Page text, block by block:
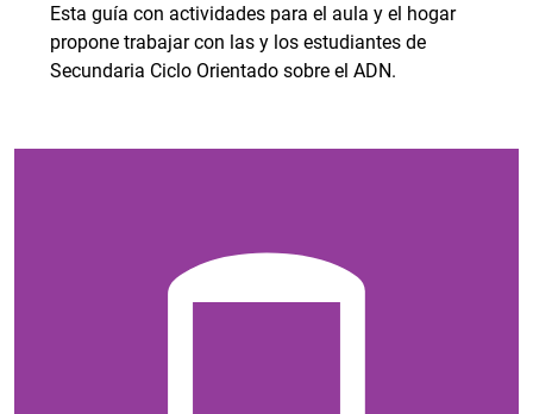
Esta guía con actividades para el aula y el hogar
propone trabajar con las y los estudiantes de
Secundaria Ciclo Orientado sobre el ADN.